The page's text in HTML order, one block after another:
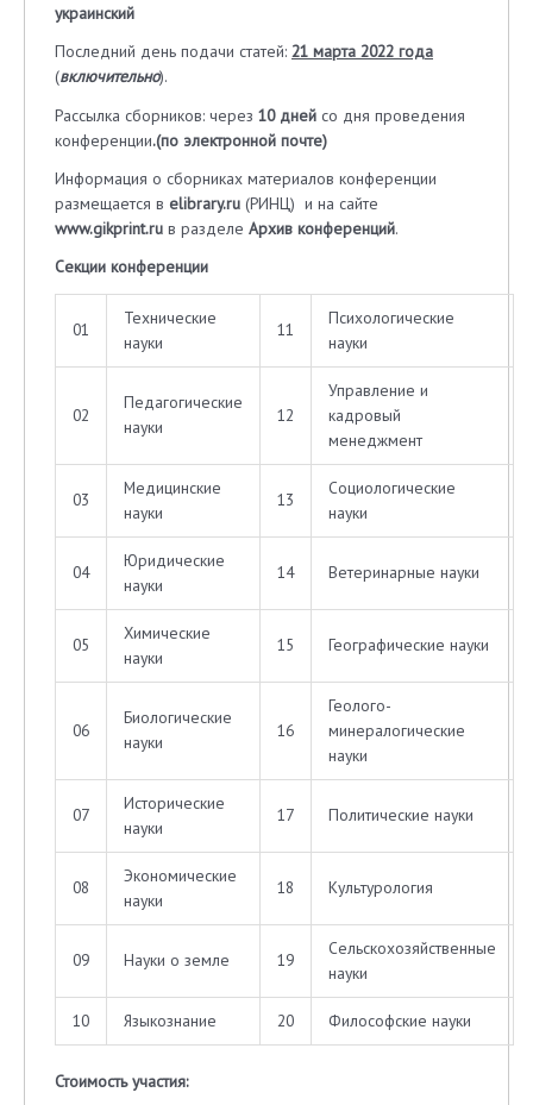
украинский
Последний день подачи статей: 21 марта 2022 года
(включительно).
Рассылка сборников: через 10 дней со дня проведения
конференции.(по электронной почте)
Информация о сборниках материалов конференции
размещается в elibrary.ru (РИНЦ) и на сайте
www.gikprint.ru в разделе Архив конференций.
Секции конференции
01
Технические
науки
11
Психологические
науки
02
Педагогические
науки
12
Управление и
кадровый
менеджмент
03
Медицинские
науки
13
Социологические
науки
04
Юридические
науки
14 Ветеринарные науки
05
Химические
науки
15 Географические науки
06
Биологические
науки
16
Геолого-
минералогические
науки
07
Исторические
науки
17 Политические науки
08
Экономические
науки
18 Культурология
09 Науки о земле 19
Сельскохозяйственные
науки
10 Языкознание 20 Философские науки
Стоимость участия: